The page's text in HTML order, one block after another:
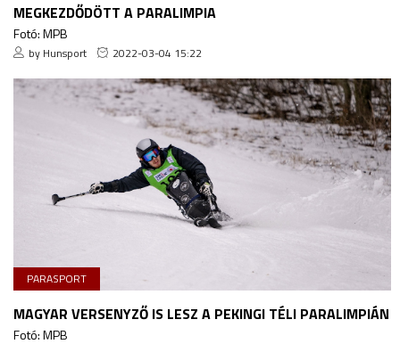
MEGKEZDŐDÖTT A PARALIMPIA
Fotó: MPB
by Hunsport 2022-03-04 15:22
PARASPORT
MAGYAR VERSENYZŐ IS LESZ A PEKINGI TÉLI PARALIMPIÁN
Fotó: MPB